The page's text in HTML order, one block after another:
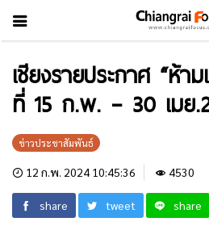
เชียงรายประกาศ “ห้า
ที่ 15 ก.พ. – 30 เมย
ข่าวประชาสัมพันธ์
12 ก.พ. 2024 10:45:36 4530
share tweet share